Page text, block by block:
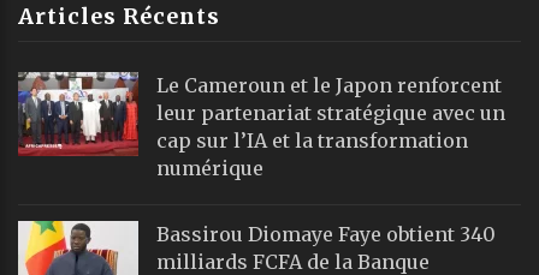
Articles Récents
Le Cameroun et le Japon renforcent
leur partenariat stratégique avec un
cap sur l’IA et la transformation
numérique
Bassirou Diomaye Faye obtient 340
milliards FCFA de la Banque